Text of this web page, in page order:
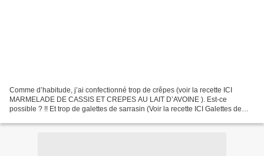
Comme d’habitude, j’ai confectionné trop de crêpes (voir la recette ICI
MARMELADE DE CASSIS ET CREPES AU LAIT D’AVOINE ). Est-ce
possible ? !! Et trop de galettes de sarrasin (Voir la recette ICI Galettes de